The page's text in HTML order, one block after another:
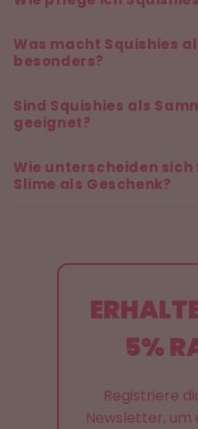
Was macht Squishies
besonders?
Sind Squishies als
geeignet?
Wie unterscheiden sich
Slime als Geschenk?
5%
Registriere
Newsletter, um